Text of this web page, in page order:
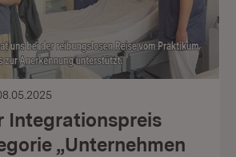
Integrationspreis
„Unternehmen